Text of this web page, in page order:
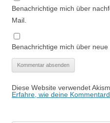
Benachrichtige mich über
Mail.
Benachrichtige mich über neue
Diese Website verwendet
Erfahre, wie deine